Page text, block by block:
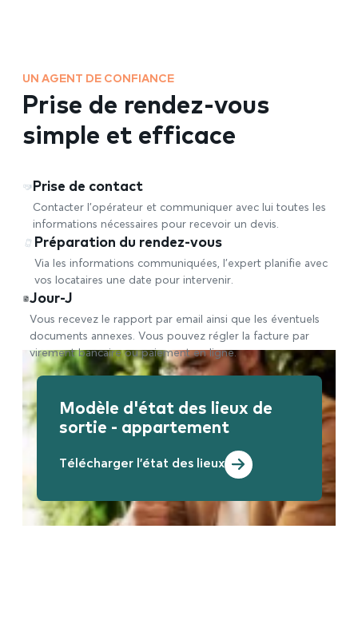
UN AGENT DE CONFIANCE
Prise de rendez-vous
simple et efficace
Prise de contact
Contacter l’opérateur et communiquer avec lui toutes les
informations nécessaires pour recevoir un devis.
Préparation du rendez-vous
Via les informations communiquées, l’expert planifie avec
vos locataires une date pour intervenir.
Jour-J
Vous recevez le rapport par email ainsi que les éventuels
documents annexes. Vous pouvez régler la facture par
virement bancaire ou paiement en ligne.
Modèle d'état des lieux de
sortie - appartement
Télécharger l'état des lieux